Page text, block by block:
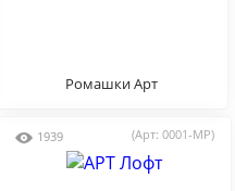
Ромашки Арт
1939 (Арт: 0001-MP)